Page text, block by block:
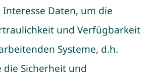
Daten, um die
und Verfügbarkeit
Systeme, d.h.
die Sicherheit und